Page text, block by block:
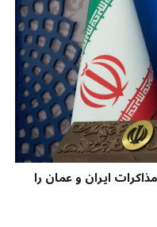
ایران و عمان را